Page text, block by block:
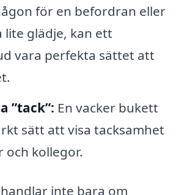
för en befordran eller
lite glädje, kan ett
vara perfekta sättet att
”tack”: En vacker bukett
sätt att visa tacksamhet
och kollegor.
inte bara om